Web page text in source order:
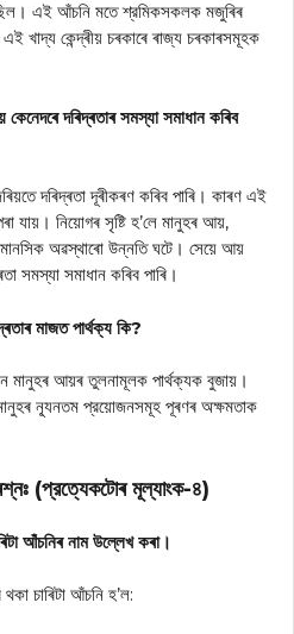
এই আঁচনি মতে শ্রমিকসকলক মজুৰিৰ
খাদ্য কেন্দ্ৰীয় চৰকাৰে ৰাজ্য চৰকাৰসমূহক
দৰিদ্ৰতাৰ সমস্যা সমাধান কৰিব
দৰিদ্ৰতা দূৰীকৰণ কৰিব পাৰি। কাৰণ এই
যায়। নিয়োগৰ সৃষ্টি হ’লে মানুহৰ আয়,
মানসিক অৱস্থাৰো উন্নতি ঘটে। সেয়ে আয়
সমস্যা সমাধান কৰিব পাৰি।
মাজত পার্থক্য কি?
মানুহৰ আয়ৰ তুলনামূলক পার্থক্যক বুজায়।
ন্যূনতম প্রয়োজনসমূহ পূৰণৰ অক্ষমতাক
(প্রত্যেকটোৰ মূল্যাংক-৪)
আঁচনিৰ নাম উল্লেখ কৰা।
চাৰিটা আঁচনি হ’ল: